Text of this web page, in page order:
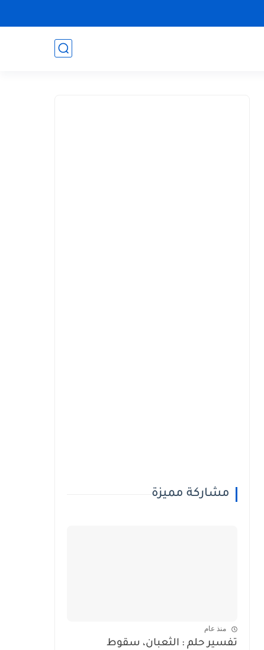
مشاركة مميزة
منذ عام
تفسير حلم : الثعبان، سقوط